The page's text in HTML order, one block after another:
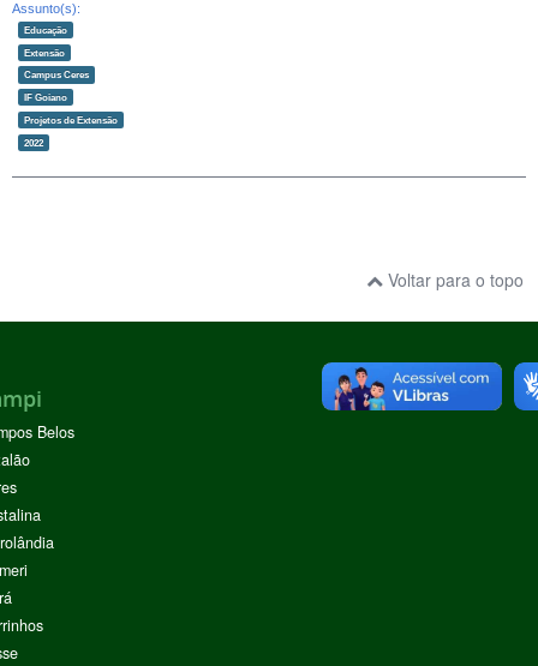
Assunto(s):
Educação
Extensão
Campus Ceres
IF Goiano
Projetos de Extensão
2022
Voltar para o topo
Belos